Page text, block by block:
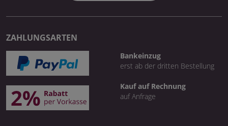
ZAHLUNGSARTEN
Bankeinzug
erst ab der dritten Bestellung
Kauf auf Rechnung
auf Anfrage